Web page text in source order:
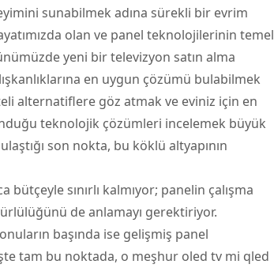
sunabilmek adına sürekli bir evrim
olan ve panel teknolojilerinin temel
yeni bir televizyon satın alma
en uygun çözümü bulabilmek
alternatiflere göz atmak ve eviniz için en
teknolojik çözümleri incelemek büyük
son nokta, bu köklü altyapının
sınırlı kalmıyor; panelin çalışma
de anlamayı gerektiriyor.
başında ise gelişmiş panel
tam bu noktada, o meşhur oled tv mi qled